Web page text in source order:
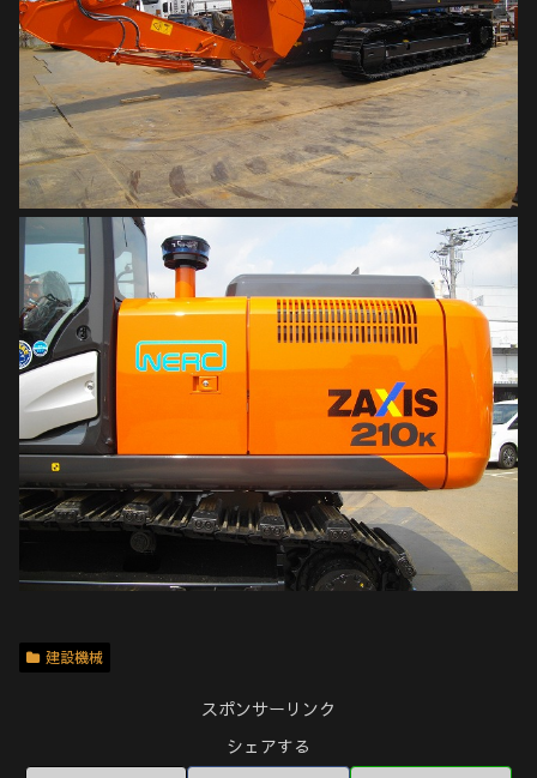
建設機械
スポンサーリンク
シェアする